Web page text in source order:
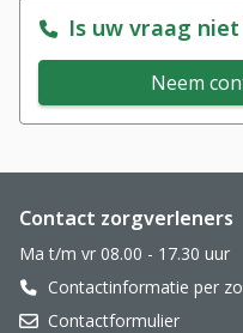
Is uw vraag
Neem
Website
Contact zorgverleners
Ma t/m vr 08.00 - 17.30 uur
Contactinformatie per
Contactformulier